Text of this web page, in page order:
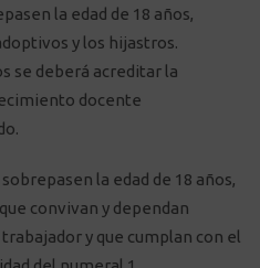
la edad de 18 años,
y los hijastros.
se deberá acreditar la
docente
la edad de 18 años,
convivan y dependan
y que cumplan con el